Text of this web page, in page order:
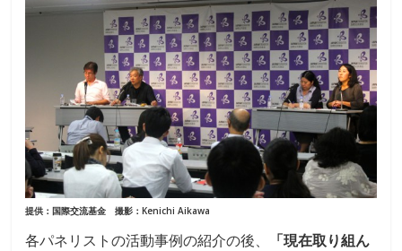
提供：国際交流基金 撮影：Kenichi Aikawa
各パネリストの活動事例の紹介の後、
「現在取り組ん